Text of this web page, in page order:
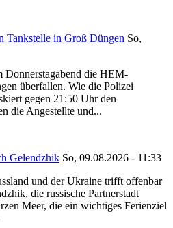
Tankstelle in Groß Düngen So,
Donnerstagabend die HEM-
überfallen. Wie die Polizei
gegen 21:50 Uhr den
die Angestellte und...
Gelendzhik So, 09.08.2026 - 11:33
und der Ukraine trifft offenbar
die russische Partnerstadt
Meer, die ein wichtiges Ferienziel